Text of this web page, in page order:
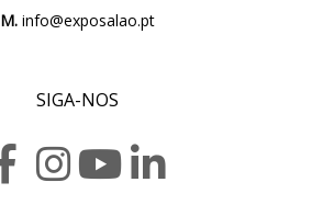
M.info@exposalao.pt
SIGA-NOS